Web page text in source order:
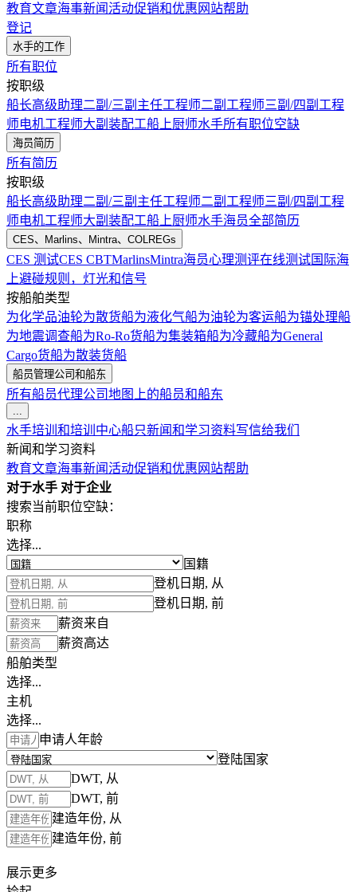
教育文章海事新闻活动促销和优惠 网站帮助
登记
水手的工作
所有职位
按职级
船长高级助理二副/三副 主任工程师二副工程师三副/四副工程
师电机工程师大副 装配工船上厨师水手所有职位空缺
海员简历
所有简历
按职级
船长高级助理二副/三副 主任工程师二副工程师三副/四副工程
师电机工程师大副 装配工船上厨师水手海员全部简历
CES、Marlins、Mintra、COLREGs
CES 测试CES CBTMarlinsMintra海员心理测评在线测试国际海
上避碰规则，灯光和信号
按船舶类型
为化学品油轮为散货船为液化气船为油轮为客运船为锚处理船
为地震调查船为Ro-Ro货船为集装箱船为冷藏船为General
Cargo货船为散装货船
船员管理公司和船东
所有船员代理公司地图上的船员和船东
...
水手培训和培训中心船只新闻和学习资料写信给我们
新闻和学习资料
教育文章海事新闻活动促销和优惠 网站帮助
对于水手 对于企业
搜索当前职位空缺：
职称
选择...
国籍
登机日期, 从
登机日期, 前
薪资来自
薪资高达
船舶类型
选择...
主机
选择...
申请人年龄
登陆国家
DWT, 从
DWT, 前
建造年份, 从
建造年份, 前
展示更多